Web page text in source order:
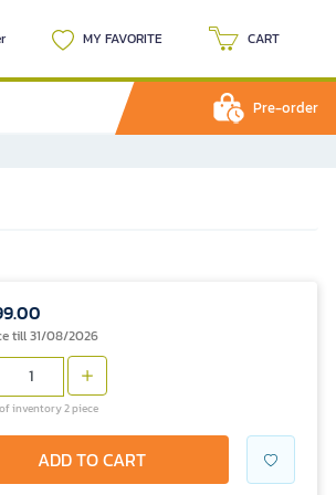
MY FAVORITE CART
Pre-order
till 31/08/2026
inventory 2 piece
ADD TO CART